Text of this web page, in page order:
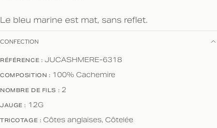
Le bleu marine est mat, sans reflet.
CONFECTION
RÉFÉRENCE : JUCASHMERE-6318
COMPOSITION : 100% Cachemire
NOMBRE DE FILS : 2
JAUGE : 12G
TRICOTAGE : Côtes anglaises, Côtelée